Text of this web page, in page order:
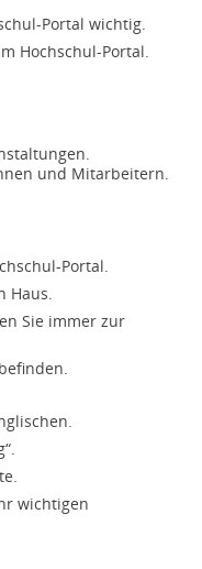
Portal wichtig.
Hochschul-Portal.
und Mitarbeitern.
Portal.
Haus.
Sie immer zur
wichtigen